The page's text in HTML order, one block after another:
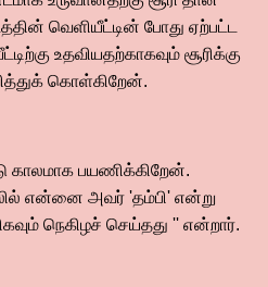
வெளியீட்டின் போது ஏற்பட்ட
உதவியதற்காகவும் சூரிக்கு
கொள்கிறேன்.
காலமாக பயணிக்கிறேன்.
என்னை அவர் 'தம்பி' என்று
நெகிழச் செய்தது '' என்றார்.